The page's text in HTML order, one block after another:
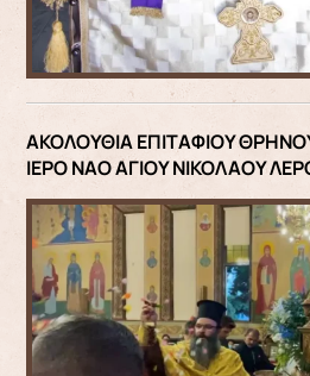
ΑΚΟΛΟΥΘΙΑ ΕΠΙΤΑΦΙΟΥ
ΙΕΡΟ ΝΑΟ ΑΓΙΟΥ ΝΙΚΟΛΑΟΥ